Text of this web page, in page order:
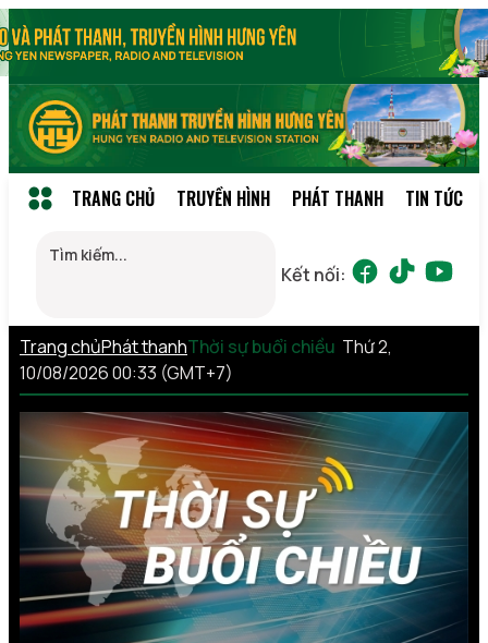
TRANG CHỦ TRUYỀN HÌNH PHÁT THANH TIN TỨC
Kết nối:
Trang chủPhát thanhThời sự buổi chiều Thứ 2,
10/08/2026 00:33 (GMT+7)